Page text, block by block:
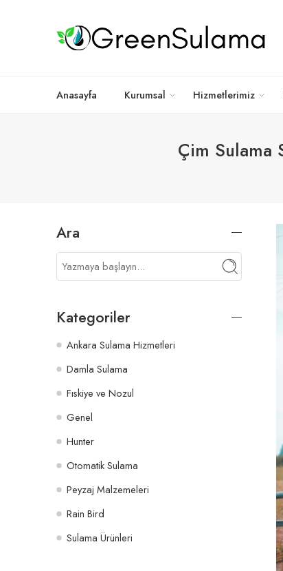
Anasayfa Kurumsal Hizmetlerimiz
Çim Sulama
Ara
Kategoriler
Ankara Sulama Hizmetleri
Damla Sulama
Fıskiye ve Nozul
Genel
Hunter
Otomatik Sulama
Peyzaj Malzemeleri
Rain Bird
Sulama Ürünleri